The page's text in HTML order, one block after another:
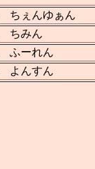
ちぇんゆぁん
ちみん
ふーれん
よんすん